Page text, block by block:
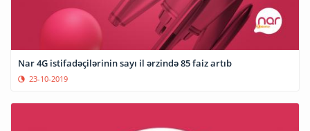
Nar 4G istifadəçilərinin sayı il ərzində 85 faiz artıb
23-10-2019